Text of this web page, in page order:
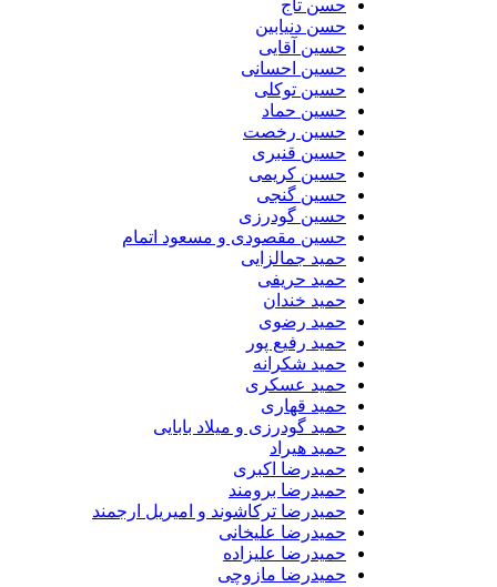
حسن تاج
حسن دنیابین
حسین آقایی
حسین احسانی
حسین توکلی
حسین حماد
حسین رخصت
حسین قنبری
حسین کریمی
حسین گنجی
حسین گودرزی
حسین مقصودی و مسعود اتمام
حمید جمالزایی
حمید حریفی
حمید خندان
حمید رضوی
حمید رفیع پور
حمید شکرانه
حمید عسکری
حمید قهاری
حمید گودرزی و میلاد بابایی
حمید هیراد
حمیدرضا اکبری
حمیدرضا برومند
حمیدرضا ترکاشوند و امیریل ارجمند
حمیدرضا علیخانی
حمیدرضا علیزاده
حمیدرضا مازوچی